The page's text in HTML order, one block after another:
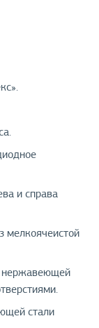
и справа
мелкоячеистой
нержавеющей
стали